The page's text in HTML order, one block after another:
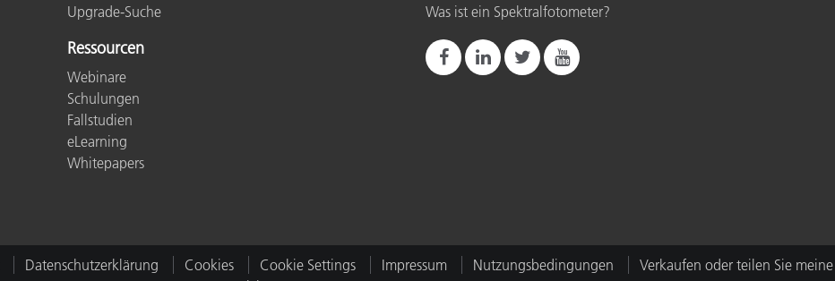
Upgrade-Suche
Ressourcen
Webinare
Schulungen
Fallstudien
eLearning
Whitepapers
Was ist ein Spektralfotometer?
Datenschutzerklärung Cookies Cookie Settings Impressum Nutzungsbedingungen
Verkaufen oder teilen Sie meine